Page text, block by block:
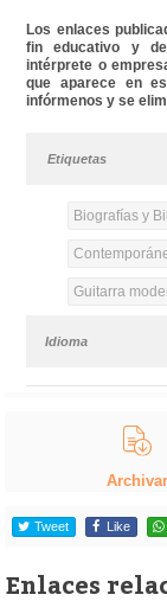
Los enlaces
fin educativo y
intérprete o
que aparece en
infórmenos y se
Etiquetas
Biografías y
Guitarra
Idioma
Archivar
Tweet Like
Enlaces